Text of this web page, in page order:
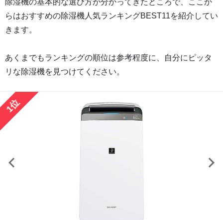
らはおすすめの除湿機人気ランキングBEST11を紹介してい
きます。
あくまでもランキングの順位は参考程度に、自分にピッタ
リな除湿機を見つけてください。
1位